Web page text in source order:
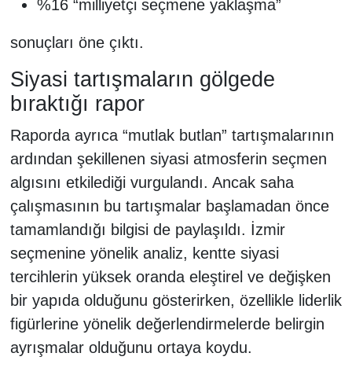
%16 “milliyetçi seçmene yaklaşma”
sonuçları öne çıktı.
Siyasi tartışmaların gölgede
bıraktığı rapor
Raporda ayrıca “mutlak butlan” tartışmalarının
ardından şekillenen siyasi atmosferin seçmen
algısını etkilediği vurgulandı. Ancak saha
çalışmasının bu tartışmalar başlamadan önce
tamamlandığı bilgisi de paylaşıldı. İzmir
seçmenine yönelik analiz, kentte siyasi
tercihlerin yüksek oranda eleştirel ve değişken
bir yapıda olduğunu gösterirken, özellikle liderlik
figürlerine yönelik değerlendirmelerde belirgin
ayrışmalar olduğunu ortaya koydu.